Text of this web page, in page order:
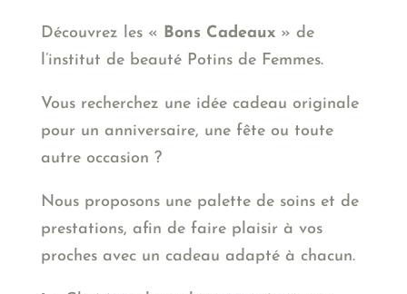
Découvrez les « Bons Cadeaux» de
l’institut de beauté Potins de Femmes.
Vous recherchez une idée cadeau originale
pour un anniversaire, une fête ou toute
autre occasion ?
Nous proposons une palette de soins et de
prestations, afin de faire plaisir à vos
proches avec un cadeau adapté à chacun.